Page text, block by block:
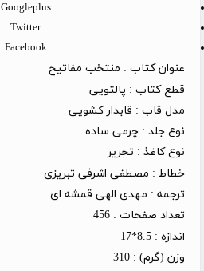
Googleplus
Twitter
Facebook
عنوان کتاب : منتخب مفاتیح
قطع کتاب : پالتویی
مدل قاب : قابدار کشویی
نوع جلد : چرمی ساده
نوع کاغذ : تحریر
خطاط : مصطفی اشرفی تبریزی
ترجمه : مهدی الهی قمشه ای
تعداد صفحات : 456
اندازه : 8.5*17
وزن (گرم) : 310